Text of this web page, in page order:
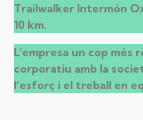
Trailwalker Intermón
10 km.
L’empresa un cop més
corporatiu amb la
l’esforç i el treball en